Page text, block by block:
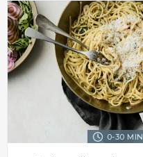
0-30 MIN.